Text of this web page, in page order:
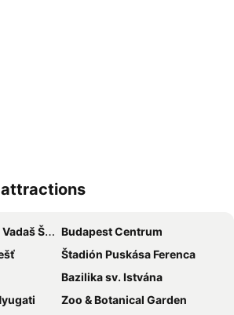
attractions
Štúrovo
Budapest Centrum
Štadión Puskása Ferenca
Bazilika sv. Istvána
Zoo & Botanical Garden